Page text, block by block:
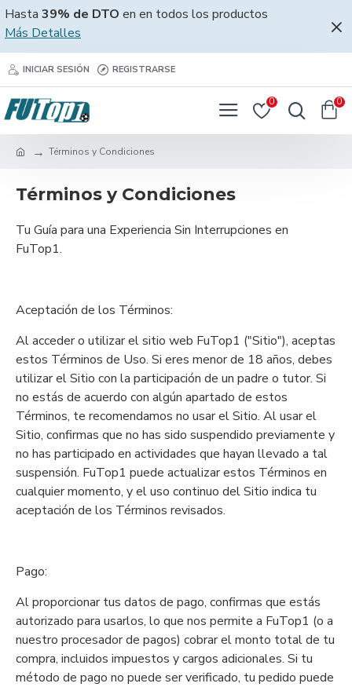
Hasta 39% de DTO en en todos los productos
Más Detalles
INICIAR SESIÓN REGISTRARSE
0 0
Términos y Condiciones
Términos y Condiciones
Tu Guía para una Experiencia Sin Interrupciones en
FuTop1.
Aceptación de los Términos:
Al acceder o utilizar el sitio web FuTop1 ("Sitio"), aceptas
estos Términos de Uso. Si eres menor de 18 años, debes
utilizar el Sitio con la participación de un padre o tutor. Si
no estás de acuerdo con algún apartado de estos
Términos, te recomendamos no usar el Sitio. Al usar el
Sitio, confirmas que no has sido suspendido previamente y
no has participado en actividades que hayan llevado a tal
suspensión. FuTop1 puede actualizar estos Términos en
cualquier momento, y el uso continuo del Sitio indica tu
aceptación de los Términos revisados.
Pago:
Al proporcionar tus datos de pago, confirmas que estás
autorizado para usarlos, lo que nos permite a FuTop1 (o a
nuestro procesador de pagos) cobrar el monto total de tu
compra, incluidos impuestos y cargos adicionales. Si tu
método de pago no puede ser verificado, tu pedido puede